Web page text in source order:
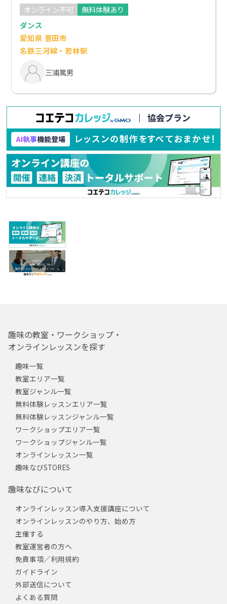
オンライン不可
無料体験あり
ダンス
愛知県 豊田市
名鉄三河線・若林駅
三浦篤男
趣味の教室・ワークショップ・
オンラインレッスンを探す
趣味一覧
教室エリア一覧
教室ジャンル一覧
無料体験レッスンエリア一覧
無料体験レッスンジャンル一覧
ワークショップエリア一覧
ワークショップジャンル一覧
オンラインレッスン一覧
趣味なびSTORES
趣味なびについて
オンラインレッスン導入支援講座について
オンラインレッスンのやり方、始め方
主催する
教室運営者の方へ
免責事項／利用規約
ガイドライン
外部送信について
よくある質問